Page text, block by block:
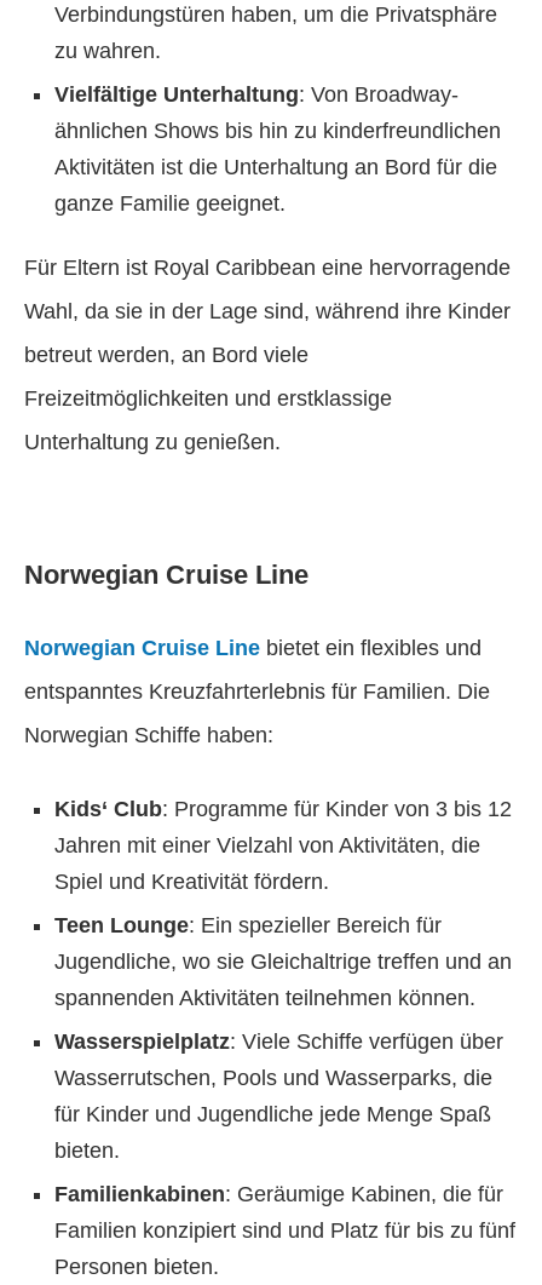
Verbindungstüren haben, um die Privatsphäre
zu wahren.
Vielfältige Unterhaltung: Von Broadway-
ähnlichen Shows bis hin zu kinderfreundlichen
Aktivitäten ist die Unterhaltung an Bord für die
ganze Familie geeignet.
Für Eltern ist Royal Caribbean eine hervorragende
Wahl, da sie in der Lage sind, während ihre Kinder
betreut werden, an Bord viele
Freizeitmöglichkeiten und erstklassige
Unterhaltung zu genießen.
Norwegian Cruise Line
Norwegian Cruise Line bietet ein flexibles und
entspanntes Kreuzfahrterlebnis für Familien. Die
Norwegian Schiffe haben:
Kids‘ Club: Programme für Kinder von 3 bis 12
Jahren mit einer Vielzahl von Aktivitäten, die
Spiel und Kreativität fördern.
Teen Lounge: Ein spezieller Bereich für
Jugendliche, wo sie Gleichaltrige treffen und an
spannenden Aktivitäten teilnehmen können.
Wasserspielplatz: Viele Schiffe verfügen über
Wasserrutschen, Pools und Wasserparks, die
für Kinder und Jugendliche jede Menge Spaß
bieten.
Familienkabinen: Geräumige Kabinen, die für
Familien konzipiert sind und Platz für bis zu fünf
Personen bieten.